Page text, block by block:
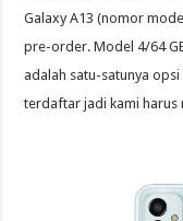
Galaxy A13 (nomor
pre-order. Model 4/64
adalah satu-satunya
terdaftar jadi kami harus